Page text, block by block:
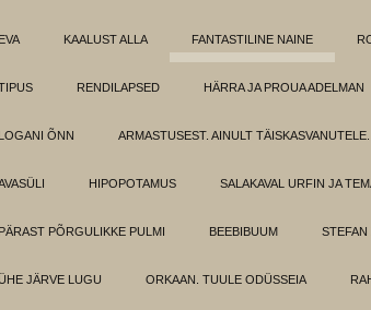
EVA KAALUST ALLA FANTASTILINE NAINE
RENDILAPSED HÄRRA JA PROUA ADELMAN
LOGANI ÕNN ARMASTUSEST. AINULT TÄISKASVANUTELE.
HIPOPOTAMUS SALAKAVAL URFIN JA
PÄRAST PÕRGULIKKE PULMI BEEBIBUUM STEFAN
JÄRVE LUGU ORKAAN. TUULE ODÜSSEIA